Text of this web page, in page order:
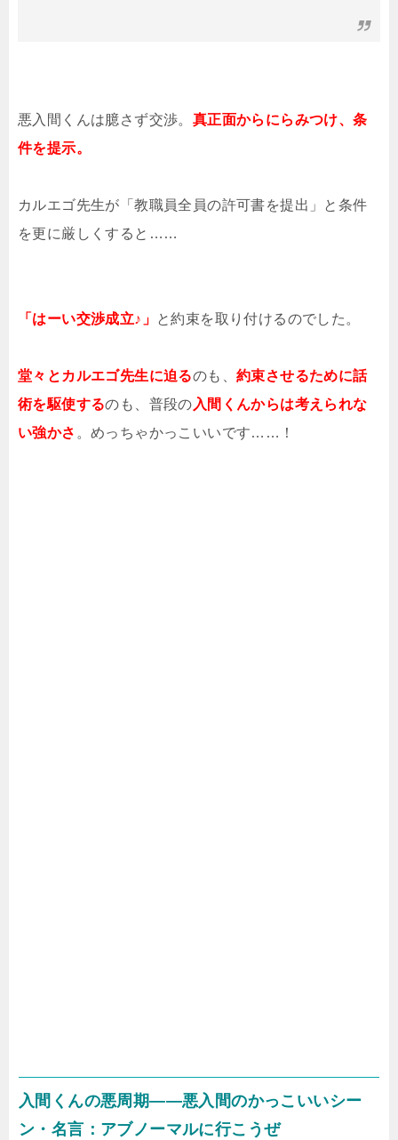
悪入間くんは臆さず交渉。 真正面からにらみつけ、条
件を提示。
カルエゴ先生が「教職員全員の許可書を提出」と条件
を更に厳しくすると……
「はーい交渉成立♪」 と約束を取り付けるのでした。
堂々とカルエゴ先生に迫るのも、約束させるために話
術を駆使するのも、普段の 入間くんからは考えられな
い強かさ 。めっちゃかっこいいです……！
入間くんの悪周期――悪入間のかっこいいシー
ン・名言：アブノーマルに行こうぜ